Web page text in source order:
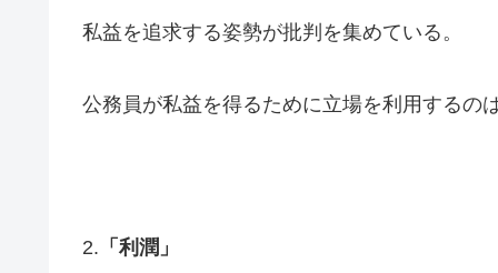
私益を追求する姿勢が批判を集めている。
公務員が私益を得るために立場を利用するの
2. 「利潤」